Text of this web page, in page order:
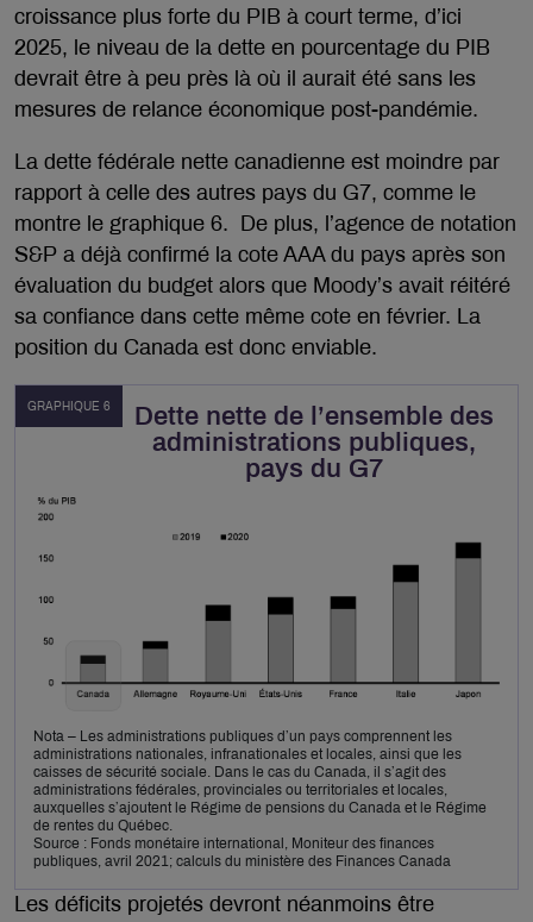
croissance plus forte du PIB à court terme, d’ici
2025, le niveau de la dette en pourcentage du PIB
devrait être à peu près là où il aurait été sans les
mesures de relance économique post-pandémie.
La dette fédérale nette canadienne est moindre par
rapport à celle des autres pays du G7, comme le
montre le graphique 6. De plus, l’agence de notation
S&P a déjà confirmé la cote AAA du pays après son
évaluation du budget alors que Moody’s avait réitéré
sa confiance dans cette même cote en février. La
position du Canada est donc enviable.
GRAPHIQUE 6
Dette nette de l’ensemble des
administrations publiques,
pays du G7
Nota – Les administrations publiques d’un pays comprennent les
administrations nationales, infranationales et locales, ainsi que les
caisses de sécurité sociale. Dans le cas du Canada, il s’agit des
administrations fédérales, provinciales ou territoriales et locales,
auxquelles s’ajoutent le Régime de pensions du Canada et le Régime
de rentes du Québec.
Source : Fonds monétaire international, Moniteur des finances
publiques, avril 2021; calculs du ministère des Finances Canada
Les déficits projetés devront néanmoins être